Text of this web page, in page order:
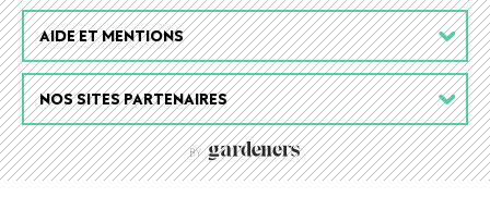
AIDE ET MENTIONS
NOS SITES PARTENAIRES